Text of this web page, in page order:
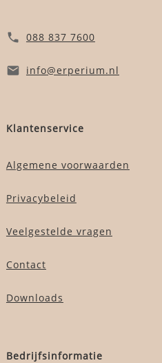
088 837 7600
info@erperium.nl
Klantenservice
Algemene voorwaarden
Privacybeleid
Veelgestelde vragen
Contact
Downloads
Bedrijfsinformatie